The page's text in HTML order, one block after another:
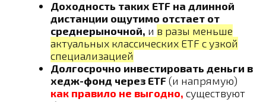
Доходность таких ETF на длинной
дистанции ощутимо отстает от
среднерыночной, и в разы меньше
актуальных классических ETF с узкой
специализацией
Долгосрочно инвестировать деньги в
хедж-фонд через ETF(и напрямую)
как правило не выгодно, существуют